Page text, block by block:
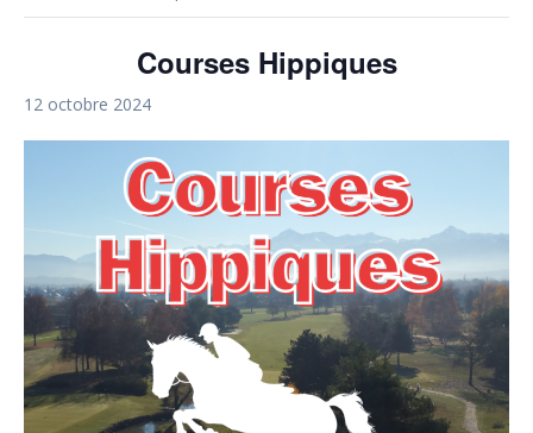
Courses Hippiques
12 octobre 2024